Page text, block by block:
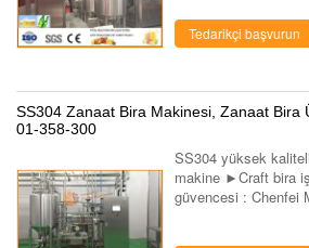
Tedarikçi başvurun
SS304 Zanaat Bira Makinesi, Zanaat Bira
01-358-300
SS304 yüksek
makine ►Craft bira
güvencesi : Chenfei